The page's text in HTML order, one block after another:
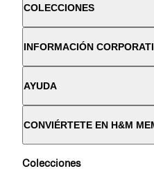
COLECCIONES
INFORMACIÓN
AYUDA
CONVIÉRTETE EN H&M
Colecciones